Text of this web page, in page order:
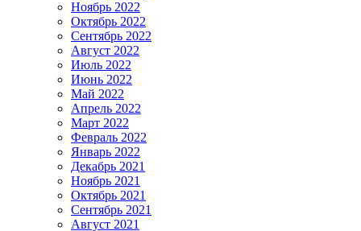
Ноябрь 2022
Октябрь 2022
Сентябрь 2022
Август 2022
Июль 2022
Июнь 2022
Май 2022
Апрель 2022
Март 2022
Февраль 2022
Январь 2022
Декабрь 2021
Ноябрь 2021
Октябрь 2021
Сентябрь 2021
Август 2021